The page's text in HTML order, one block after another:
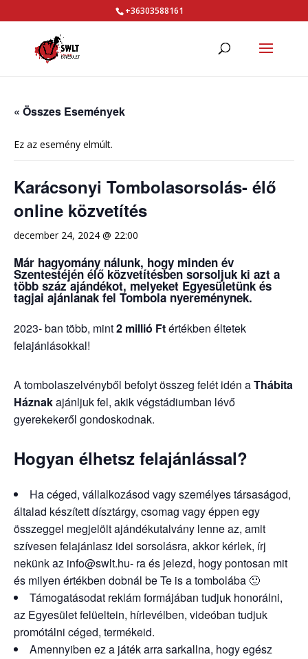
+36303588161
« Összes Események
Ez az esemény elmúlt.
Karácsonyi Tombolasorsolás- élő
online közvetítés
december 24, 2024 @ 22:00
Már hagyomány nálunk, hogy minden év
Szentestéjén élő közvetítésben sorsoljuk ki azt a
több száz ajándékot, melyeket Egyesületünk és
tagjai ajánlanak fel Tombola nyereménynek.
2023- ban több, mint2 millió Ftértékben éltetek
felajánlásokkal!
A tombolaszelvényből befolyt összeg felét idén aThábita
Háznakajánljuk fel, akik végstádiumban lévő
gyerekekeről gondoskodnak.
Hogyan élhetsz felajánlással?
Ha céged, vállalkozásod vagy személyes társaságod,
általad készített dísztárgy, csomag vagy éppen egy
összeggel megjelölt ajándékutalvány lenne az, amit
szívesen felajánlasz idei sorsolásra, akkor kérlek, írj
nekünk az info@swlt.hu- ra és jelezd, hogy pontosan mit
és milyen értékben dobnál be Te is a tombolába 🙂
Támogatásodat reklám formájában tudjuk honorálni,
az Egyesület felüeltein, hírlevélben, videóban tudjuk
promótálni céged, termékeid.
Amennyiben ez a játék arra sarkallna, hogy egész